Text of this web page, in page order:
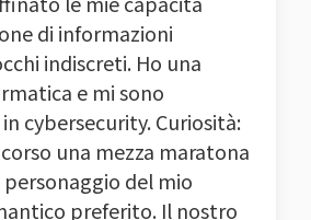
di informazioni
indiscreti. Ho una
e mi sono
cybersecurity. Curiosità:
una mezza maratona
del mio
preferito. Il nostro